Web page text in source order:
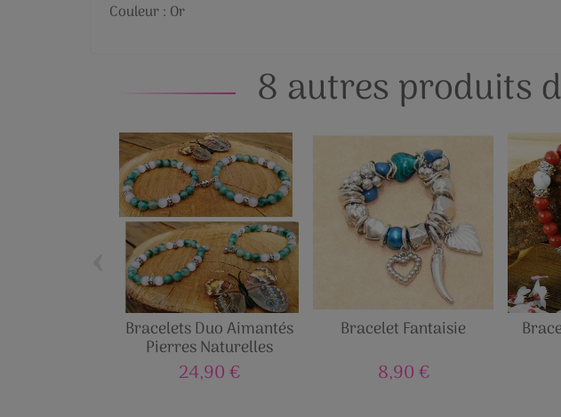
Couleur : Or
8 autres produits
Bracelets Duo Aimantés
Pierres Naturelles
24,90 €
Bracelet Fantaisie
8,90 €